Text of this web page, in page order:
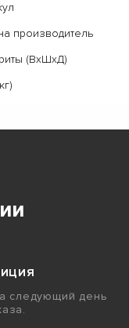
производитель
(ВхШхД)
следующий день